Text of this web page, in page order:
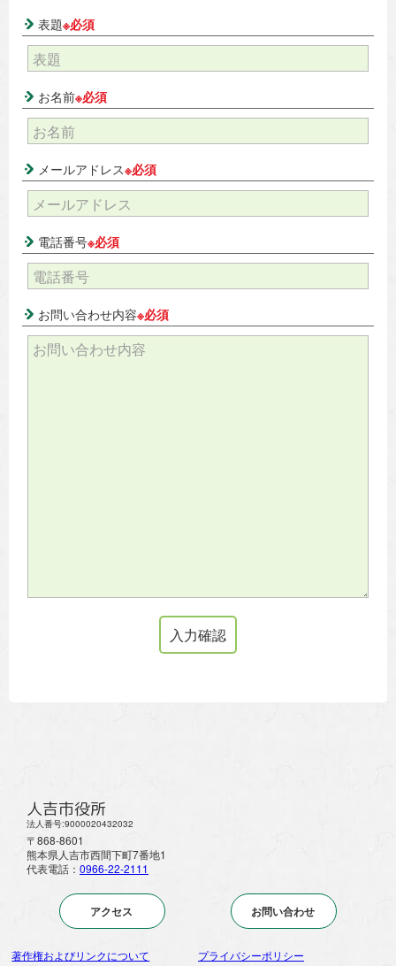
表題※必須
お名前※必須
メールアドレス※必須
電話番号※必須
お問い合わせ内容※必須
人吉市役所
法人番号:9000020432032
〒868-8601
熊本県人吉市西間下町7番地1
代表電話： 0966-22-2111
アクセス お問い合わせ
著作権およびリンクについて
プライバシーポリシー